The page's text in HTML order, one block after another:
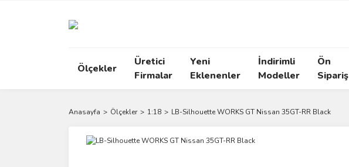
Ölçekler
Üretici
Firmalar
Yeni
Eklenenler
İndirimli
Modeller
Ön
Sipariş
Anasayfa Ölçekler 1:18 LB-Silhouette WORKS GT Nissan 35GT-RR Black